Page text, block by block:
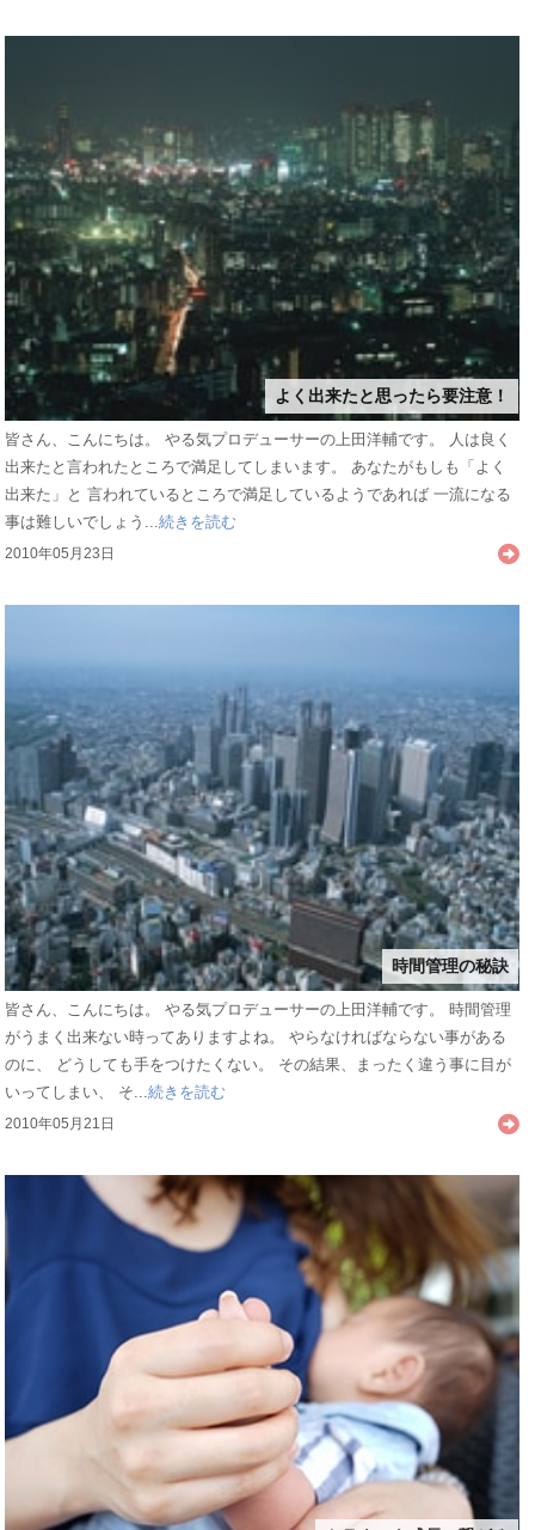
よく出来たと思ったら要注意！
皆さん、こんにちは。 やる気プロデューサーの上田洋輔です。 人は良く
出来たと言われたところで満足してしまいます。 あなたがもしも「よく
出来た」と 言われているところで満足しているようであれば 一流になる
事は難しいでしょう...続きを読む
2010年05月23日
時間管理の秘訣
皆さん、こんにちは。 やる気プロデューサーの上田洋輔です。 時間管理
がうまく出来ない時ってありますよね。 やらなければならない事がある
のに、 どうしても手をつけたくない。 その結果、まったく違う事に目が
いってしまい、 そ...続きを読む
2010年05月21日